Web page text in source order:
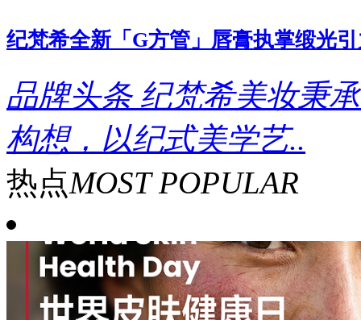
纪梵希全新「G方管」唇膏执掌缎光
品牌头条 纪梵希美妆秉
构想，以纪式美学艺..
热点MOST POPULAR